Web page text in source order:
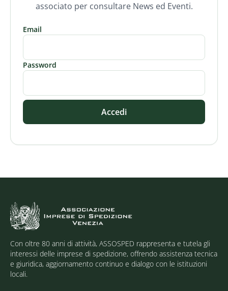
associato per consultare News ed Eventi.
Email
Password
Accedi
Con oltre 80 anni di attività, ASSOSPED rappresenta e tutela gli
interessi delle imprese di spedizione, offrendo assistenza tecnica
e giuridica, aggiornamento continuo e dialogo con le istituzioni
locali.